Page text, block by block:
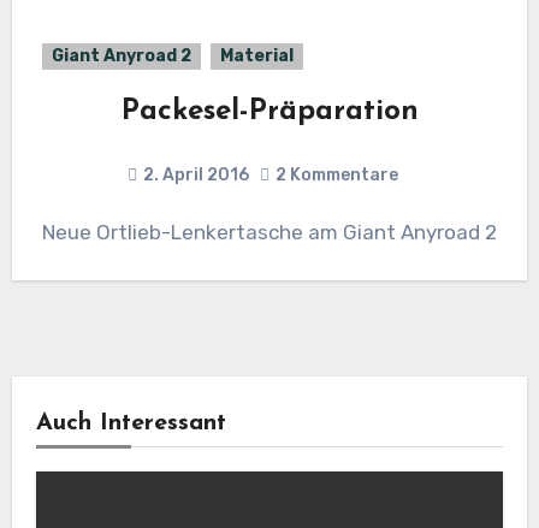
Giant Anyroad 2 Material
Packesel-Präparation
2. April 2016 2 Kommentare
Neue Ortlieb-Lenkertasche am Giant Anyroad 2
Auch Interessant